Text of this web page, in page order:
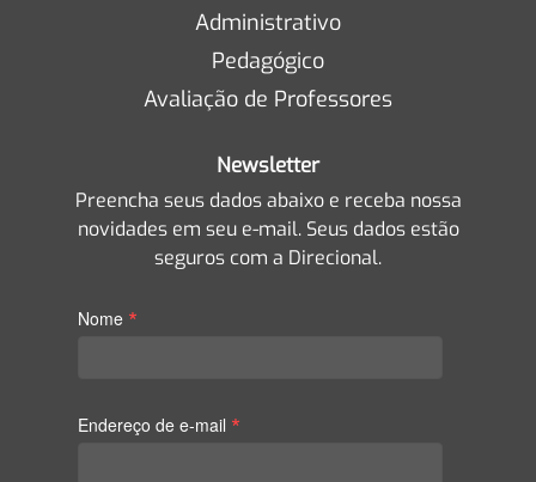
Administrativo
Pedagógico
Avaliação de Professores
Newsletter
Preencha seus dados abaixo e receba nossa
novidades em seu e-mail. Seus dados estão
seguros com a Direcional.
Nome *
Endereço de e-mail *